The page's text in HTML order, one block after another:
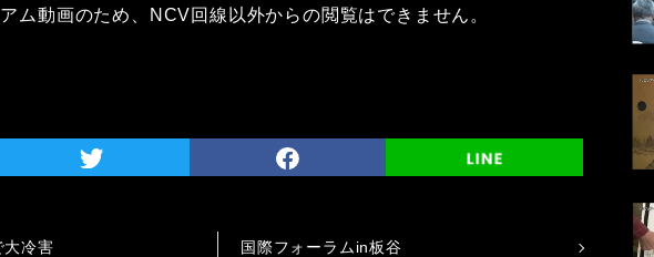
ム動画のため、NCV回線以外からの閲覧はできません。
大冷害 国際フォーラムin板谷